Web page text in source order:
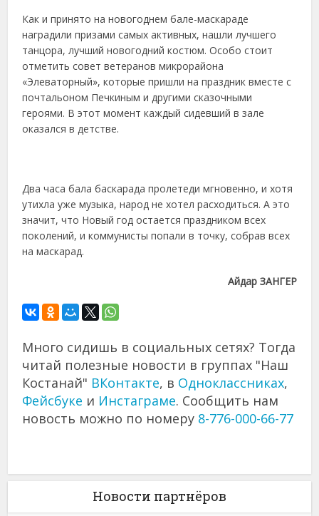
Как и принято на новогоднем бале-маскараде
наградили призами самых активных, нашли лучшего
танцора, лучший новогодний костюм. Особо стоит
отметить совет ветеранов микрорайона
«Элеваторный», которые пришли на праздник вместе с
почтальоном Печкиным и другими сказочными
героями. В этот момент каждый сидевший в зале
оказался в детстве.
Два часа бала баскарада пролетеди мгновенно, и хотя
утихла уже музыка, народ не хотел расходиться. А это
значит, что Новый год остается праздником всех
поколений, и коммунисты попали в точку, собрав всех
на маскарад.
Айдар ЗАНГЕР
Много сидишь в социальных сетях? Тогда
читай полезные новости в группах "Наш
Костанай" ВКонтакте, в Одноклассниках,
Фейсбуке и Инстаграме. Сообщить нам
новость можно по номеру 8-776-000-66-77
Новости партнёров